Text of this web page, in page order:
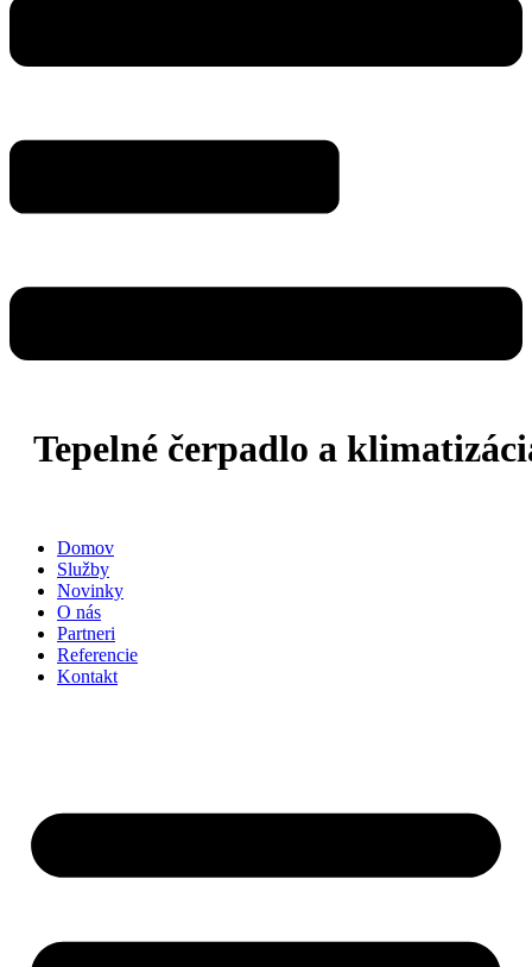
Tepelné čerpadlo a
Domov
Služby
Novinky
O nás
Partneri
Referencie
Kontakt